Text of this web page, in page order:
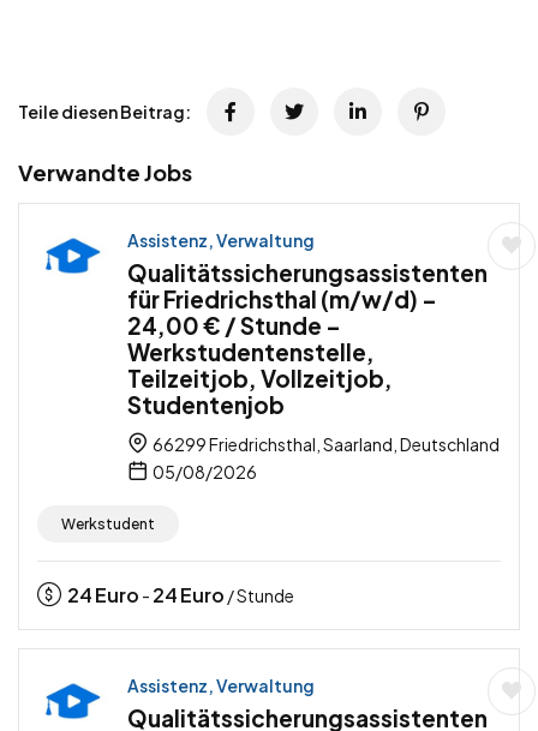
Teile diesen Beitrag:
Verwandte Jobs
Assistenz, Verwaltung
Qualitätssicherungsassistenten
für Friedrichsthal (m/w/d) –
24,00 € / Stunde –
Werkstudentenstelle,
Teilzeitjob, Vollzeitjob,
Studentenjob
66299 Friedrichsthal, Saarland, Deutschland
05/08/2026
Werkstudent
24Euro - 24Euro / Stunde
Assistenz, Verwaltung
Qualitätssicherungsassistenten